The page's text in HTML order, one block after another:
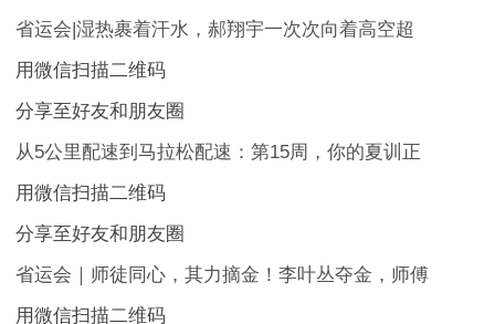
省运会|湿热裹着汗水，郝翔宇一次次向着高空超
用微信扫描二维码
分享至好友和朋友圈
从5公里配速到马拉松配速：第15周，你的夏训正
用微信扫描二维码
分享至好友和朋友圈
省运会｜师徒同心，其力摘金！李叶丛夺金，师傅
用微信扫描二维码